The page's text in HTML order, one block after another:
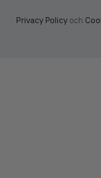
Privacy Policy och